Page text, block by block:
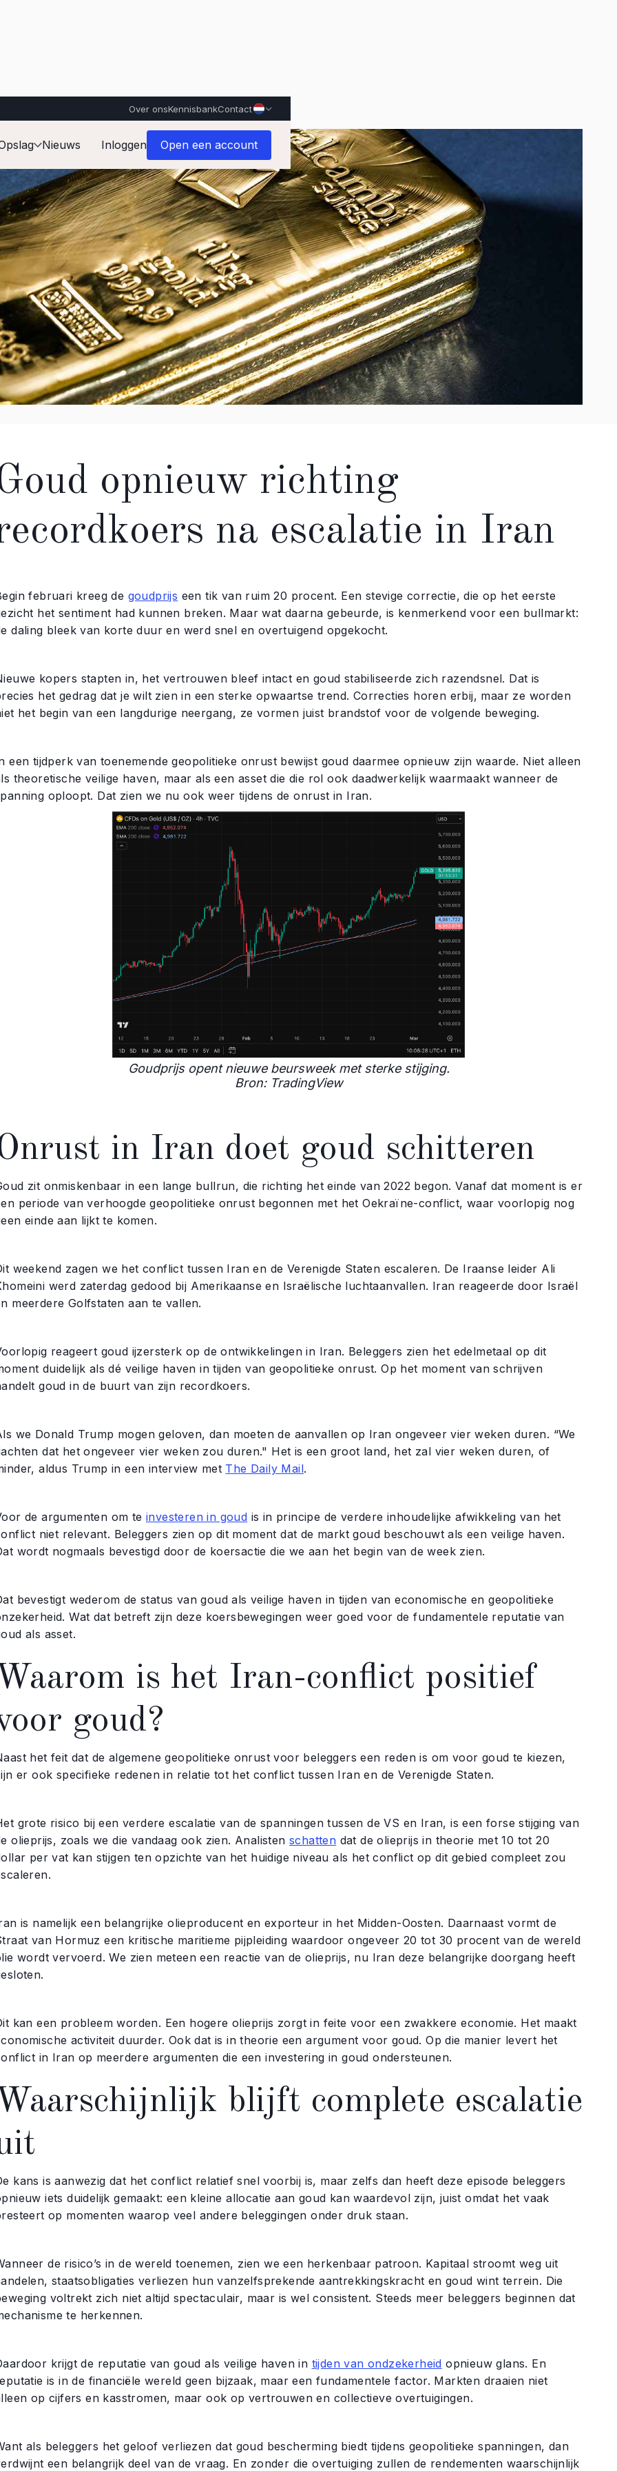
Over onsKennisbankContact
Nieuws Inloggen Open een account
opnieuw richting
na escalatie in Iran
februari kreeg de goudprijs een tik van ruim 20 procent. Een stevige correctie, die op het eerste
het sentiment had kunnen breken. Maar wat daarna gebeurde, is kenmerkend voor een bullmarkt:
daling bleek van korte duur en werd snel en overtuigend opgekocht.
kopers stapten in, het vertrouwen bleef intact en goud stabiliseerde zich razendsnel. Dat is
het gedrag dat je wilt zien in een sterke opwaartse trend. Correcties horen erbij, maar ze worden
het begin van een langdurige neergang, ze vormen juist brandstof voor de volgende beweging.
een tijdperk van toenemende geopolitieke onrust bewijst goud daarmee opnieuw zijn waarde. Niet alleen
theoretische veilige haven, maar als een asset die die rol ook daadwerkelijk waarmaakt wanneer de
oploopt. Dat zien we nu ook weer tijdens de onrust in Iran.
Goudprijs opent nieuwe beursweek met sterke stijging.
Bron: TradingView
in Iran doet goud schitteren
zit onmiskenbaar in een lange bullrun, die richting het einde van 2022 begon. Vanaf dat moment is er
periode van verhoogde geopolitieke onrust begonnen met het Oekraïne-conflict, waar voorlopig nog
einde aan lijkt te komen.
weekend zagen we het conflict tussen Iran en de Verenigde Staten escaleren. De Iraanse leider Ali
werd zaterdag gedood bij Amerikaanse en Israëlische luchtaanvallen. Iran reageerde door Israël
meerdere Golfstaten aan te vallen.
reageert goud ijzersterk op de ontwikkelingen in Iran. Beleggers zien het edelmetaal op dit
duidelijk als dé veilige haven in tijden van geopolitieke onrust. Op het moment van schrijven
goud in de buurt van zijn recordkoers.
we Donald Trump mogen geloven, dan moeten de aanvallen op Iran ongeveer vier weken duren. “We
dat het ongeveer vier weken zou duren." Het is een groot land, het zal vier weken duren, of
aldus Trump in een interview met The Daily Mail.
de argumenten om te investeren in goud is in principe de verdere inhoudelijke afwikkeling van het
niet relevant. Beleggers zien op dit moment dat de markt goud beschouwt als een veilige haven.
wordt nogmaals bevestigd door de koersactie die we aan het begin van de week zien.
bevestigt wederom de status van goud als veilige haven in tijden van economische en geopolitieke
Wat dat betreft zijn deze koersbewegingen weer goed voor de fundamentele reputatie van
als asset.
is het Iran-conflict positief
goud?
het feit dat de algemene geopolitieke onrust voor beleggers een reden is om voor goud te kiezen,
er ook specifieke redenen in relatie tot het conflict tussen Iran en de Verenigde Staten.
grote risico bij een verdere escalatie van de spanningen tussen de VS en Iran, is een forse stijging van
olieprijs, zoals we die vandaag ook zien. Analisten schatten dat de olieprijs in theorie met 10 tot 20
per vat kan stijgen ten opzichte van het huidige niveau als het conflict op dit gebied compleet zou
is namelijk een belangrijke olieproducent en exporteur in het Midden-Oosten. Daarnaast vormt de
van Hormuz een kritische maritieme pijpleiding waardoor ongeveer 20 tot 30 procent van de wereld
wordt vervoerd. We zien meteen een reactie van de olieprijs, nu Iran deze belangrijke doorgang heeft
kan een probleem worden. Een hogere olieprijs zorgt in feite voor een zwakkere economie. Het maakt
activiteit duurder. Ook dat is in theorie een argument voor goud. Op die manier levert het
in Iran op meerdere argumenten die een investering in goud ondersteunen.
blijft complete escalatie
kans is aanwezig dat het conflict relatief snel voorbij is, maar zelfs dan heeft deze episode beleggers
iets duidelijk gemaakt: een kleine allocatie aan goud kan waardevol zijn, juist omdat het vaak
op momenten waarop veel andere beleggingen onder druk staan.
de risico’s in de wereld toenemen, zien we een herkenbaar patroon. Kapitaal stroomt weg uit
staatsobligaties verliezen hun vanzelfsprekende aantrekkingskracht en goud wint terrein. Die
voltrekt zich niet altijd spectaculair, maar is wel consistent. Steeds meer beleggers beginnen dat
te herkennen.
krijgt de reputatie van goud als veilige haven in tijden van ondzekerheid opnieuw glans. En
is in de financiële wereld geen bijzaak, maar een fundamentele factor. Markten draaien niet
op cijfers en kasstromen, maar ook op vertrouwen en collectieve overtuigingen.
als beleggers het geloof verliezen dat goud bescherming biedt tijdens geopolitieke spanningen, dan
een belangrijk deel van de vraag. En zonder die overtuiging zullen de rendementen waarschijnlijk